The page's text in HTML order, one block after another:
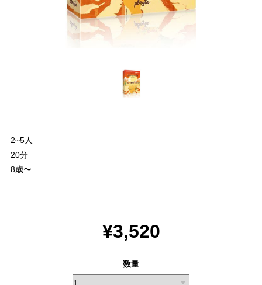
2~5人
20分
8歳〜
¥3,520
数量